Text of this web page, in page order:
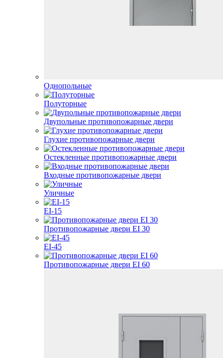
Однопольные
Полуторные
Двупольные противопожарные двери
Глухие противопожарные двери
Остекленные противопожарные двери
Входные противопожарные двери
Уличные
EI-15
Противопожарные двери EI 30
EI-45
Противопожарные двери EI 60